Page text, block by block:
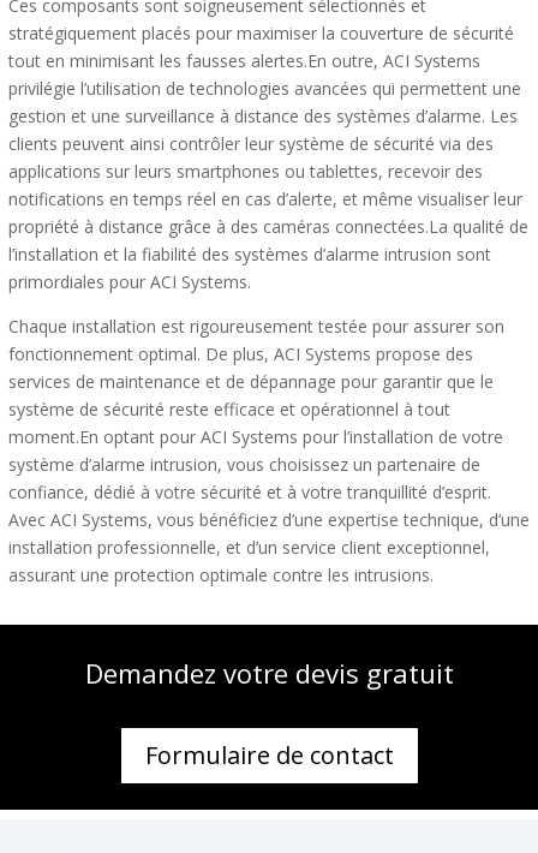
Ces composants sont soigneusement sélectionnés et
stratégiquement placés pour maximiser la couverture de sécurité
tout en minimisant les fausses alertes.En outre, ACI Systems
privilégie l’utilisation de technologies avancées qui permettent une
gestion et une surveillance à distance des systèmes d’alarme. Les
clients peuvent ainsi contrôler leur système de sécurité via des
applications sur leurs smartphones ou tablettes, recevoir des
notifications en temps réel en cas d’alerte, et même visualiser leur
propriété à distance grâce à des caméras connectées.La qualité de
l’installation et la fiabilité des systèmes d’alarme intrusion sont
primordiales pour ACI Systems.
Chaque installation est rigoureusement testée pour assurer son
fonctionnement optimal. De plus, ACI Systems propose des
services de maintenance et de dépannage pour garantir que le
système de sécurité reste efficace et opérationnel à tout
moment.En optant pour ACI Systems pour l’installation de votre
système d’alarme intrusion, vous choisissez un partenaire de
confiance, dédié à votre sécurité et à votre tranquillité d’esprit.
Avec ACI Systems, vous bénéficiez d’une expertise technique, d’une
installation professionnelle, et d’un service client exceptionnel,
assurant une protection optimale contre les intrusions.
Demandez votre devis gratuit
Formulaire de contact